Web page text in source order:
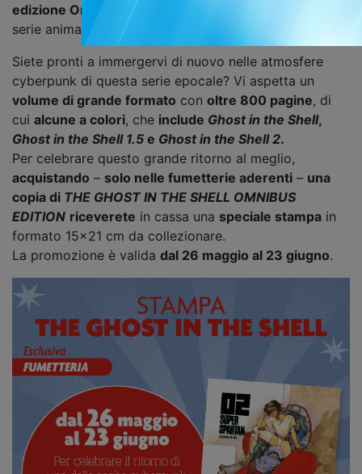
edizione Omnibus
per festeggiare l’uscita della nuova
serie animata di Science SARU, in arrivo quest’anno.
Siete pronti a immergervi di nuovo nelle atmosfere
cyberpunk di questa serie epocale? Vi aspetta un
volume di grande formato con oltre 800 pagine, di
cui alcune a colori, che include Ghost in the Shell,
Ghost in the Shell 1.5 e Ghost in the Shell 2.
Per celebrare questo grande ritorno al meglio,
acquistando – solo nelle fumetterie aderenti – una
copia di THE GHOST IN THE SHELL OMNIBUS
EDITION riceverete in cassa una speciale stampa in
formato 15x21 cm da collezionare.
La promozione è valida dal 26 maggio al 23 giugno.